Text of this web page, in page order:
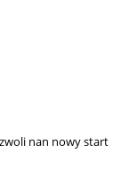
nan nowy start